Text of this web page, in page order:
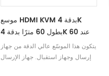
موسع HDMI KVM بدقة 4K
بطول 60 مترًا بدقة 4K عند 60
هرتز، طراز 7084A GS
يتكون هذا الموسّع عالي الدقة من جهاز
إرسال وجهاز استقبال. جهاز الإرسال